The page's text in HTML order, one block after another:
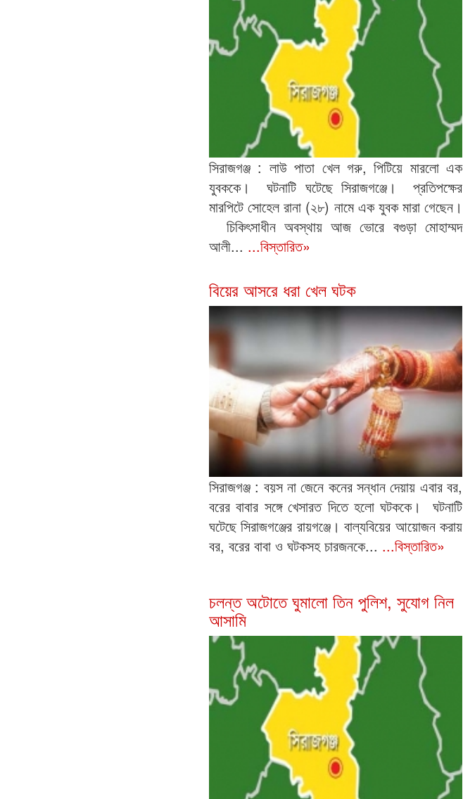
সিরাজগঞ্জ : লাউ পাতা খেল গরু, পিটিয়ে মারলো এক
যুবককে। ঘটনাটি ঘটেছে সিরাজগঞ্জে। প্রতিপক্ষের
মারপিটে সোহেল রানা (২৮) নামে এক যুবক মারা গেছেন।
চিকিৎসাধীন অবস্থায় আজ ভোরে বগুড়া মোহাম্মদ
আলী... ...বিস্তারিত»
বিয়ের আসরে ধরা খেল ঘটক
সিরাজগঞ্জ : বয়স না জেনে কনের সন্ধান দেয়ায় এবার বর,
বরের বাবার সঙ্গে খেসারত দিতে হলো ঘটককে। ঘটনাটি
ঘটেছে সিরাজগঞ্জের রায়গঞ্জে। বাল্যবিয়ের আয়োজন করায়
বর, বরের বাবা ও ঘটকসহ চারজনকে... ...বিস্তারিত»
চলন্ত অটোতে ঘুমালো তিন পুলিশ, সুযোগ নিল
আসামি